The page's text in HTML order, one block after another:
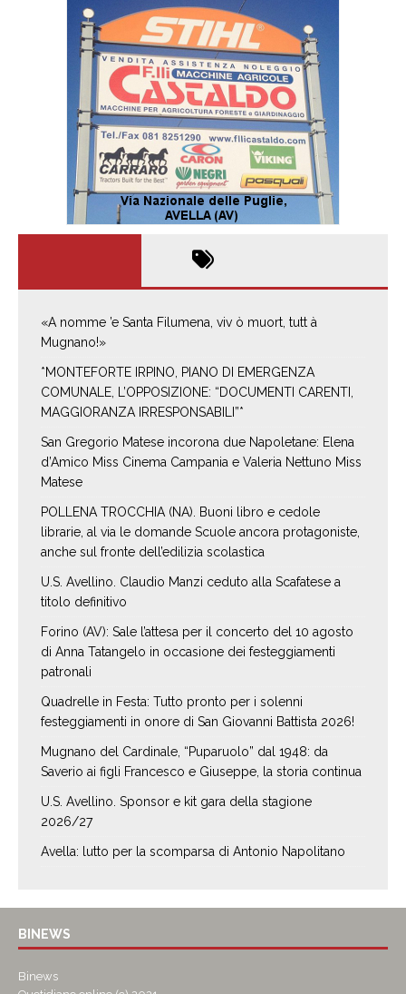
«A nomme ’e Santa Filumena, viv ò muort, tutt à
Mugnano!»
*MONTEFORTE IRPINO, PIANO DI EMERGENZA
COMUNALE, L’OPPOSIZIONE: “DOCUMENTI CARENTI,
MAGGIORANZA IRRESPONSABILI”*
San Gregorio Matese incorona due Napoletane: Elena
d’Amico Miss Cinema Campania e Valeria Nettuno Miss
Matese
POLLENA TROCCHIA (NA). Buoni libro e cedole
librarie, al via le domande Scuole ancora protagoniste,
anche sul fronte dell’edilizia scolastica
U.S. Avellino. Claudio Manzi ceduto alla Scafatese a
titolo definitivo
Forino (AV): Sale l’attesa per il concerto del 10 agosto
di Anna Tatangelo in occasione dei festeggiamenti
patronali
Quadrelle in Festa: Tutto pronto per i solenni
festeggiamenti in onore di San Giovanni Battista 2026!
Mugnano del Cardinale, “Puparuolo” dal 1948: da
Saverio ai figli Francesco e Giuseppe, la storia continua
U.S. Avellino. Sponsor e kit gara della stagione
2026/27
Avella: lutto per la scomparsa di Antonio Napolitano
BINEWS
Binews